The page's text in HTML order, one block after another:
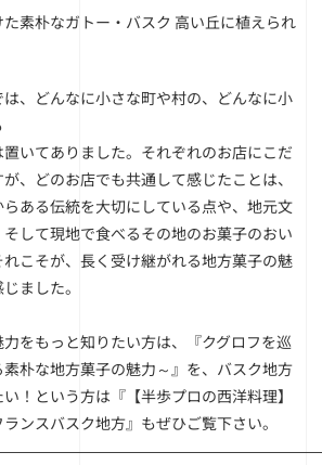
素朴なガトー・バスク 高い丘に植えられ
、どんなに小さな町や村の、どんなに小
いてありました。それぞれのお店にこだ
、どのお店でも共通して感じたことは、
ある伝統を大切にしている点や、地元文
して現地で食べるその地のお菓子のおい
こそが、長く受け継がれる地方菓子の魅
ました。
をもっと知りたい方は、『クグロフを巡
朴な地方菓子の魅力～』 を、バスク地方
！という方は『【半歩プロの西洋料理】
ンスバスク地方』もぜひご覧下さい。